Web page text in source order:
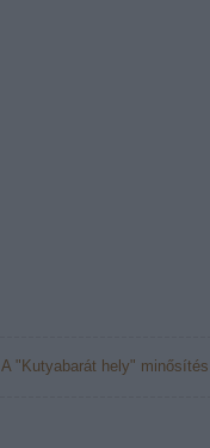
A "Kutyabarát hely" minősítés